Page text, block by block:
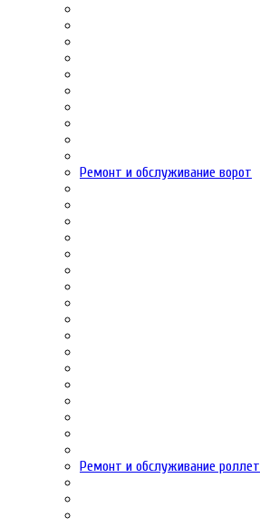
Ремонт и обслуживание ворот
Ремонт и обслуживание роллет